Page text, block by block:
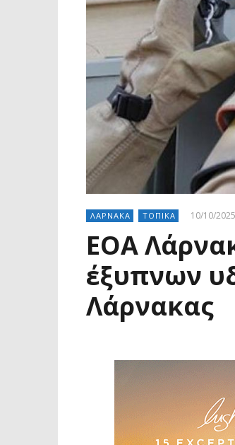
ΛΑΡΝΑΚΑ ΤΟΠΙΚΑ 10/10/2025
EOA
έξυπνων
Λάρνακας